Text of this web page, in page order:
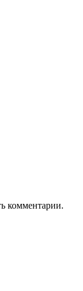
комментарии.